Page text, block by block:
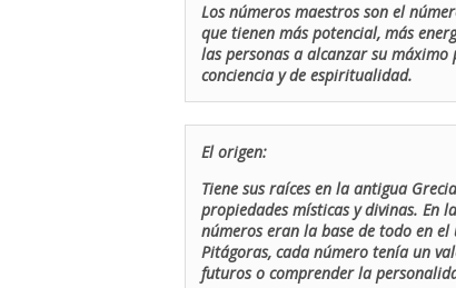
Los números maestros son el
que tienen más potencial, más
las personas a alcanzar su
conciencia y de espiritualidad.
El origen:
Tiene sus raíces en la antigua
propiedades místicas y divinas. En
números eran la base de todo en
Pitágoras, cada número tenía un
futuros o comprender la